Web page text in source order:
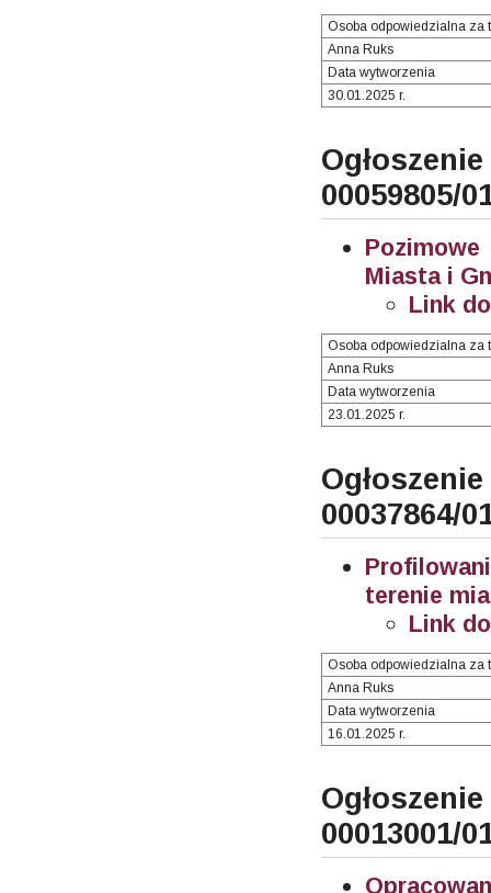
Osoba odpowiedzialna za
Anna Ruks
Data wytworzenia
30.01.2025 r.
00059805/
Miasta i
Link
Osoba odpowiedzialna za
Anna Ruks
Data wytworzenia
23.01.2025 r.
00037864/
terenie
Link
Osoba odpowiedzialna za
Anna Ruks
Data wytworzenia
16.01.2025 r.
00013001/